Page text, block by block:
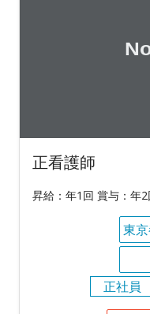
正看護師
昇給：年1回 賞与：年
東
正社員